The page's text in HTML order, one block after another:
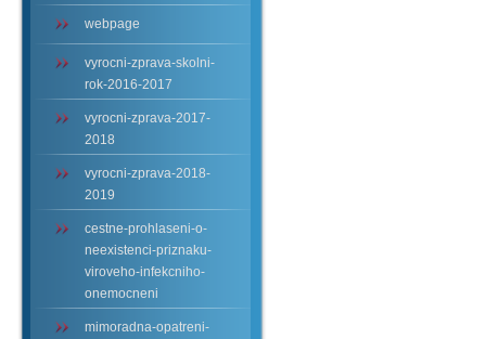
webpage
vyrocni-zprava-skolni-
rok-2016-2017
vyrocni-zprava-2017-
2018
vyrocni-zprava-2018-
2019
cestne-prohlaseni-o-
neexistenci-priznaku-
viroveho-infekcniho-
onemocneni
mimoradna-opatreni-